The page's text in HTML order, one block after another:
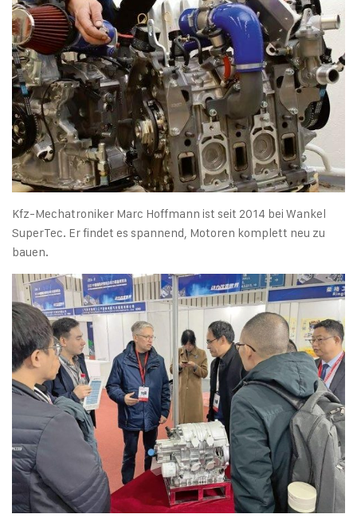
Kfz-Mechatroniker Marc Hoffmann ist seit 2014 bei Wankel
SuperTec. Er findet es spannend, Motoren komplett neu zu
bauen.